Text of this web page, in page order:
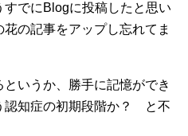
でにBlogに投稿したと思い
の記事をアップし忘れてま
いうか、勝手に記憶ができ
認知症の初期段階か？ と不